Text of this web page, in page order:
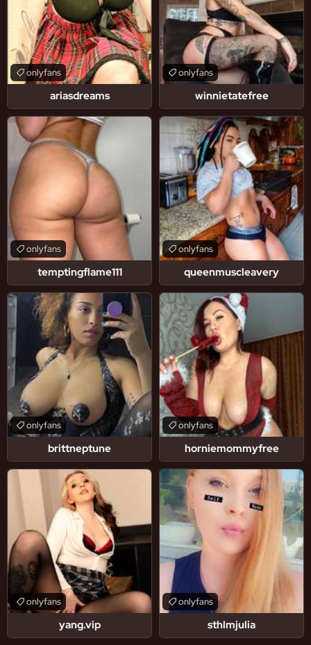
ariasdreams
onlyfans
winnietatefree
onlyfans
temptingflame111
onlyfans
queenmuscleavery
onlyfans
brittneptune
onlyfans
horniemommyfree
onlyfans
yang.vip
onlyfans
sthlmjulia
onlyfans